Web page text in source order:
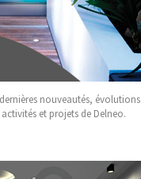
nouveautés, évolutions
et projets de Delneo.